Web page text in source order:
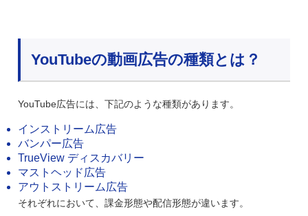
YouTubeの動画広告の種類とは？
YouTube広告には、下記のような種類があります。
インストリーム広告
バンパー広告
TrueView ディスカバリー
マストヘッド広告
アウトストリーム広告
それぞれにおいて、課金形態や配信形態が違います。